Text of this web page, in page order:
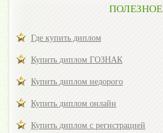
ПОЛЕЗНОЕ
Где купить диплом
Купить диплом ГОЗНАК
Купить диплом недорого
Купить диплом онлайн
Купить диплом с регистрацией